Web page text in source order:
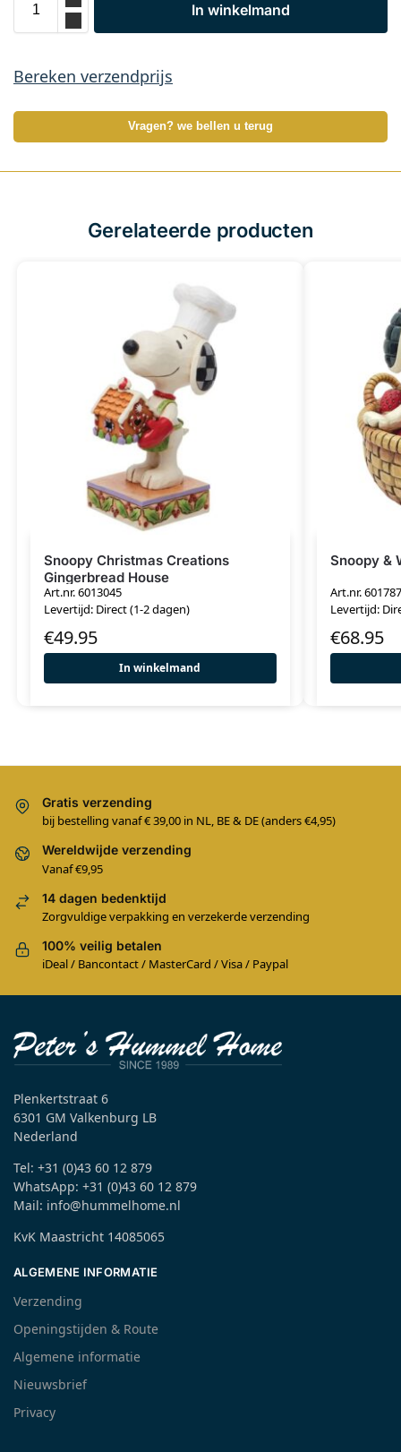
In winkelmand
Bereken verzendprijs
Vragen? we bellen u terug
Gerelateerde producten
Snoopy Christmas Creations
Gingerbread House
Art.nr. 6013045
Levertijd: Direct (1-2 dagen)
€49.95
In winkelmand
Snoopy &
Art.nr.
Levertijd:
€68.95
Gratis verzending
bij bestelling vanaf € 39,00 in NL, BE & DE (anders €4,95)
Wereldwijde verzending
Vanaf €9,95
14 dagen bedenktijd
Zorgvuldige verpakking en verzekerde verzending
100% veilig betalen
iDeal / Bancontact / MasterCard / Visa / Paypal
Plenkertstraat 6
6301 GM Valkenburg LB
Nederland
Tel: +31 (0)43 60 12 879
WhatsApp: +31 (0)43 60 12 879
Mail: info@hummelhome.nl
KvK Maastricht 14085065
ALGEMENE INFORMATIE
Verzending
Openingstijden & Route
Algemene informatie
Nieuwsbrief
Privacy